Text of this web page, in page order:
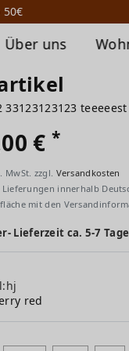
Über uns
33123123123 teeeeest
€ *
MwSt. zzgl. Versandkosten
innerhalb
mit den
Lieferzeit ca. 5-7
red